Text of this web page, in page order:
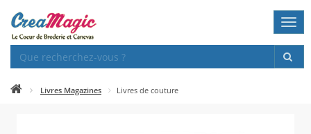
Livres Magazines Livres de couture